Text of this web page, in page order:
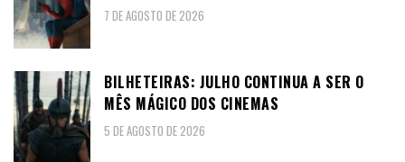
7 DE AGOSTO DE 2026
BILHETEIRAS: JULHO CONTINUA A SER O
MÊS MÁGICO DOS CINEMAS
5 DE AGOSTO DE 2026